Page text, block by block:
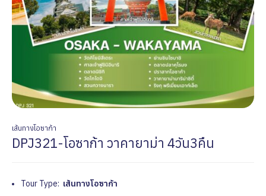
เส้นทางโอซาก้า
DPJ321-โอซาก้า วาคายาม่า 4วัน3คืน
Tour Type: เส้นทางโอซาก้า